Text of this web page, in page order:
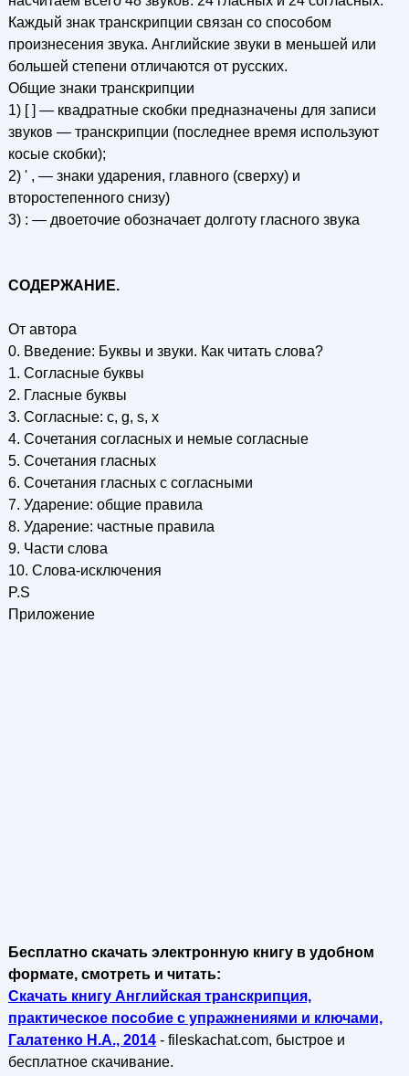
Каждый знак транскрипции связан со способом
произнесения звука. Английские звуки в меньшей или
большей степени отличаются от русских.
Общие знаки транскрипции
1) [ ] — квадратные скобки предназначены для записи
звуков — транскрипции (последнее время используют
косые скобки);
2) ' , — знаки ударения, главного (сверху) и
второстепенного снизу)
3) : — двоеточие обозначает долготу гласного звука
СОДЕРЖАНИЕ.
От автора
0. Введение: Буквы и звуки. Как читать слова?
1. Согласные буквы
2. Гласные буквы
3. Согласные: с, g, s, x
4. Сочетания согласных и немые согласные
5. Сочетания гласных
6. Сочетания гласных с согласными
7. Ударение: общие правила
8. Ударение: частные правила
9. Части слова
10. Слова-исключения
P.S
Приложение
Бесплатно скачать электронную книгу в удобном
формате, смотреть и читать:
Скачать книгу Английская транскрипция,
практическое пособие с упражнениями и ключами,
Галатенко Н.А., 2014- fileskachat.com, быстрое и
бесплатное скачивание.